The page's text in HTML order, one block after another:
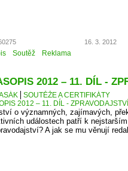
16. 3. 2012
Soutěž Reklama
2012 – 11. DÍL -
SOUTĚŽE A CERTIFIKÁTY
2012 – 11. DÍL - ZPRAVODAJSTVÍ
o významných, zajímavých,
událostech patří k
A jak se mu věnují